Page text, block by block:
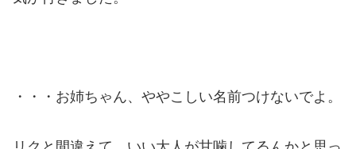
・・・お姉ちゃん、ややこしい名前つけないでよ。